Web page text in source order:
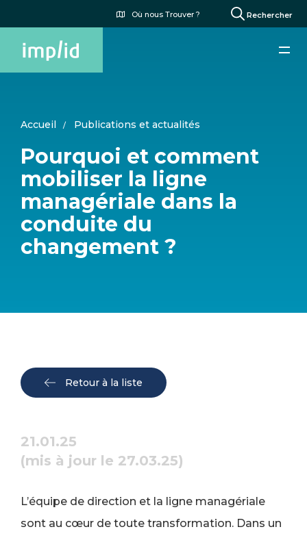
principal
Où nous Trouver ?
Menu
du
Rechercher
Accueil Publications et actualités
Pourquoi et comment
mobiliser la ligne
managériale dans la
conduite du
changement ?
Retour à la liste
21.01.25
(mis à jour le 27.03.25)
L’équipe de direction et la ligne managériale
sont au cœur de toute transformation. Dans un